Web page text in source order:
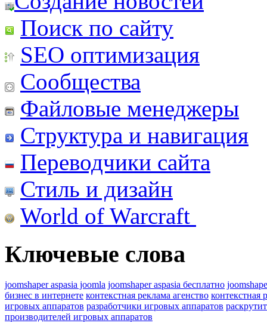
Поиск по сайту
SEO оптимизация
Сообщества
Файловые менеджеры
Структура и навигация
Переводчики сайта
Стиль и дизайн
World of Warcraft
Ключевые слова
joomshaper aspasia joomla joomshaper aspasia бесплатно
бизнес в интернете контекстная реклама агенство контекстная
игровых аппаратов разработчики игровых аппаратов
производителей игровых аппаратов